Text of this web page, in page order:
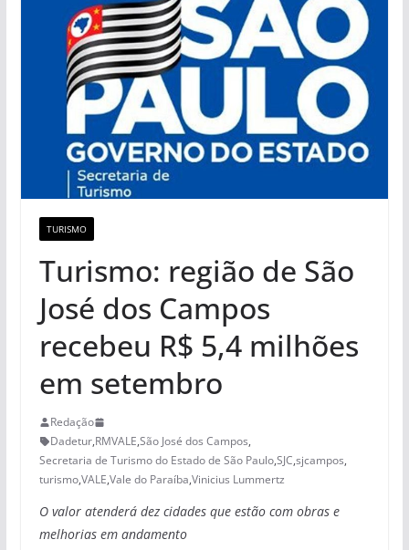
TURISMO
Turismo: região de São
José dos Campos
recebeu R$ 5,4 milhões
em setembro
Redação
Dadetur,RMVALE,São José dos Campos,
Secretaria de Turismo do Estado de São Paulo,SJC,sjcampos,
turismo,VALE,Vale do Paraíba,Vinicius Lummertz
O valor atenderá dez cidades que estão com obras e
melhorias em andamento